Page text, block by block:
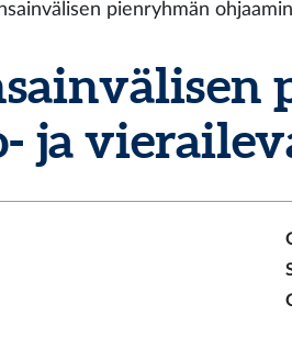
pienryhmän
ja